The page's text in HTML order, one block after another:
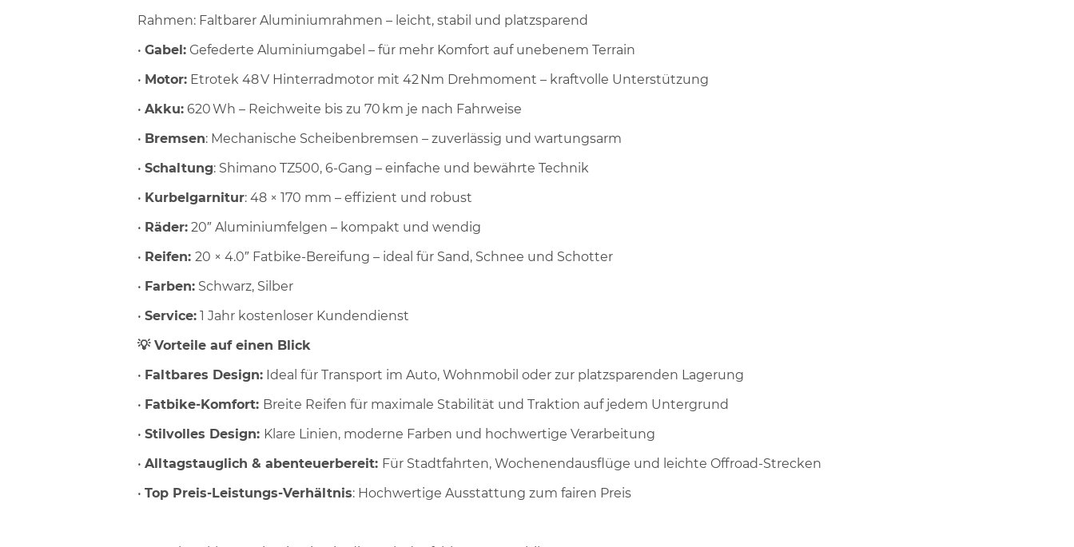
Rahmen: Faltbarer Aluminiumrahmen – leicht, stabil und platzsparend
• Gabel: Gefederte Aluminiumgabel – für mehr Komfort auf unebenem Terrain
• Motor: Etrotek 48 V Hinterradmotor mit 42 Nm Drehmoment – kraftvolle Unterstützung
• Akku: 620 Wh – Reichweite bis zu 70 km je nach Fahrweise
• Bremsen: Mechanische Scheibenbremsen – zuverlässig und wartungsarm
• Schaltung: Shimano TZ500, 6-Gang – einfache und bewährte Technik
• Kurbelgarnitur: 48 × 170 mm – effizient und robust
• Räder: 20″ Aluminiumfelgen – kompakt und wendig
• Reifen: 20 × 4.0″ Fatbike-Bereifung – ideal für Sand, Schnee und Schotter
• Farben: Schwarz, Silber
• Service: 1 Jahr kostenloser Kundendienst
💡 Vorteile auf einen Blick
• Faltbares Design: Ideal für Transport im Auto, Wohnmobil oder zur platzsparenden Lagerung
• Fatbike-Komfort: Breite Reifen für maximale Stabilität und Traktion auf jedem Untergrund
• Stilvolles Design: Klare Linien, moderne Farben und hochwertige Verarbeitung
• Alltagstauglich & abenteuerbereit: Für Stadtfahrten, Wochenendausflüge und leichte Offroad-Strecken
• Top Preis-Leistungs-Verhältnis: Hochwertige Ausstattung zum fairen Preis